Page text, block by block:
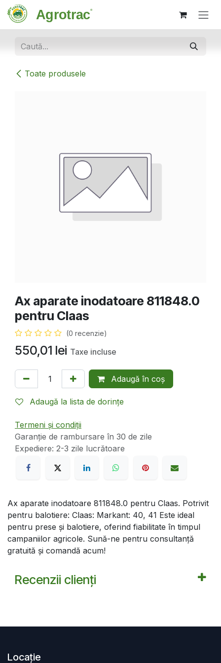
Sari la conținut
Toate produsele
Ax aparate inodatoare 811848.0
pentru Claas
(0 recenzie)
550,01 lei Taxe incluse
Adaugă în coș
Adaugă la lista de dorințe
Termeni și condiții
Garanție de rambursare în 30 de zile
Expediere: 2-3 zile lucrătoare
Ax aparate inodatoare 811848.0 pentru Claas. Potrivit
pentru balotiere: Claas: Markant: 40, 41 Este ideal
pentru prese şi balotiere, oferind fiabilitate în timpul
campaniilor agricole. Sună-ne pentru consultanță
gratuită și comandă acum!
Recenzii clienți
Locație